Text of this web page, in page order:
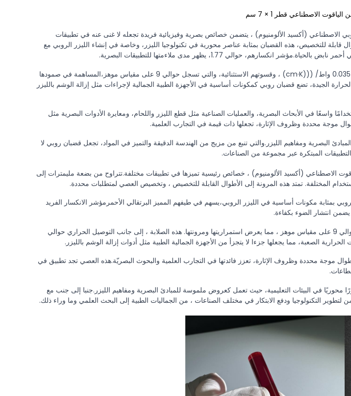
الاصطناعي قطر 1 × 7 سم
(أكسيد الألومنيوم) ، يتضمن خصائص بصرية وفيزيائية فريدة تجعله لا غنى عنه في تطبيقات
للتخصيص، هذه القضبان بمثابة عناصر محورية في تكنولوجيا الليزر، وخاصة في إنشاء الليزر الروبي مع
التوصيل الحراري للقضبان الروبي، والذي يقيس حوالي 0.035 واط/ (((cm·K) ، وقسوتهم الاستثنائية، والتي تسجل حوالي 9 على مقياس موهز،المساهمة في صمودها
الجيدة، تضع قضبان روبي كمكونات أساسية في الأجهزة الطبية الجمالية لإجراءات مثل إزالة الوشم بالليزر
واسعًا في الأبحاث البصرية، والعمليات الصناعية مثل قطع الليزر واللحام، ومعايرة الأدوات البصرية مثل
موجة محددة وظروف الإثارة، تجعلها ذات قيمة في التجارب العلمية.
البصرية ومفاهيم الليزر.والتي تنبع من مزيج من الهندسة الدقيقة والتميز في المواد، تجعل قضبان روبي لا
المبتكرة عبر مجموعة من الصناعات.
الاصطناعي (أكسيد الألومنيوم) ، خصائص رئيسية تميزها في تطبيقات مختلفة.تتراوح من بضعة مليمترات إلى
المختلفة. تمتد هذه المرونة إلى الأطوال القابلة للتخصيص ، وتخصيص العصي لمتطلبات محددة.
بمثابة مكونات أساسية في الليزر الروبي،يسهم في طيفهم المميز البرتقالي الأحمرمؤشر الانكسار الفريد
تظهر قضبان الروبي صلابة استثنائية ، حيث تصل إلى حوالي 9 على مقياس موهز ، مما يعرض استمراريتها ومرونتها. هذه الصلابة ، إلى جانب التوصيل الحراري حوالي
موجة محددة وظروف الإثارة، تعزز فائدتها في التجارب العلمية والبحوث البصريّة.هذه العصي تجد تطبيق في
محوريًا في البيئات التعليمية، حيث تعمل كعروض ملموسة للمبادئ البصرية ومفاهيم الليزر.جنبا إلى جنب مع
لتطوير التكنولوجيا ودفع الابتكار في مختلف الصناعات ، من الجماليات الطبية إلى البحث العلمي وما وراء ذلك.